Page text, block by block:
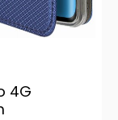
4G